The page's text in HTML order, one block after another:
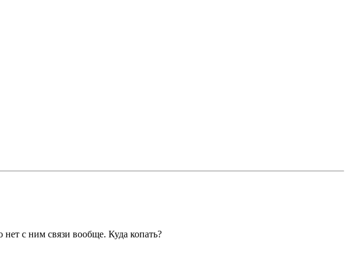
с ним связи вообще. Куда копать?